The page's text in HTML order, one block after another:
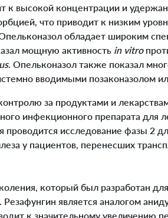
к высокой концентрации и
что приводит к низким
обладает широким
мощную активность in vitro
. Опельконазол также показал
вводимыми позаконазолом
за продуктами и
инфекционного препарата для
проводится исследование фазы 2
у пациентов, перенесших
который был разработан
является аналогом
к значительному увеличению